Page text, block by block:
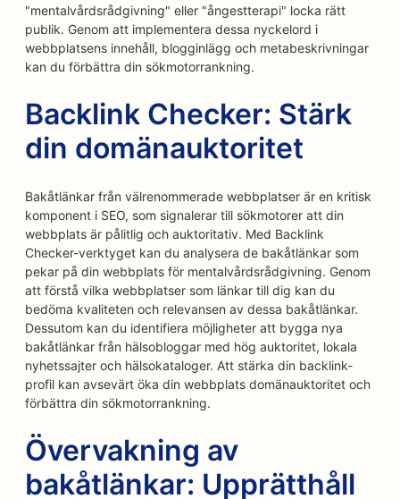
"mentalvårdsrådgivning" eller "ångestterapi" locka rätt
publik. Genom att implementera dessa nyckelord i
webbplatsens innehåll, blogginlägg och metabeskrivningar
kan du förbättra din sökmotorrankning.
Backlink Checker: Stärk
din domänauktoritet
Bakåtlänkar från välrenommerade webbplatser är en kritisk
komponent i SEO, som signalerar till sökmotorer att din
webbplats är pålitlig och auktoritativ. Med Backlink
Checker-verktyget kan du analysera de bakåtlänkar som
pekar på din webbplats för mentalvårdsrådgivning. Genom
att förstå vilka webbplatser som länkar till dig kan du
bedöma kvaliteten och relevansen av dessa bakåtlänkar.
Dessutom kan du identifiera möjligheter att bygga nya
bakåtlänkar från hälsobloggar med hög auktoritet, lokala
nyhetssajter och hälsokataloger. Att stärka din backlink-
profil kan avsevärt öka din webbplats domänauktoritet och
förbättra din sökmotorrankning.
Övervakning av
bakåtlänkar: Upprätthåll